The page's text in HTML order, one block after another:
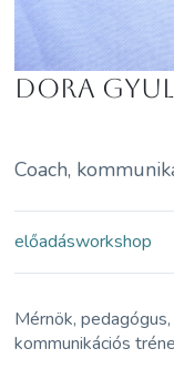
Dora
Coach,
előadásworkshop
Mérnök,
kommunikációs